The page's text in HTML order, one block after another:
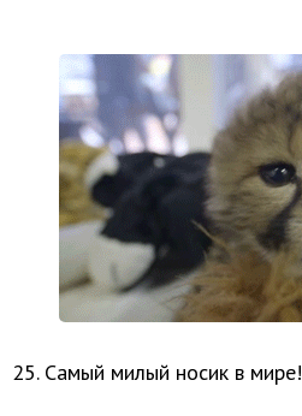
25. Самый милый носик в мире!